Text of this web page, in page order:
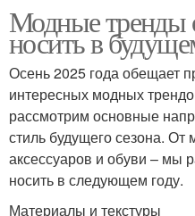
Модные тренды
носить в
Осень 2025 года обещает
интересных модных
рассмотрим основные
стиль будущего сезона. От
аксессуаров и обуви – мы
носить в следующем году.
Материалы и текстуры